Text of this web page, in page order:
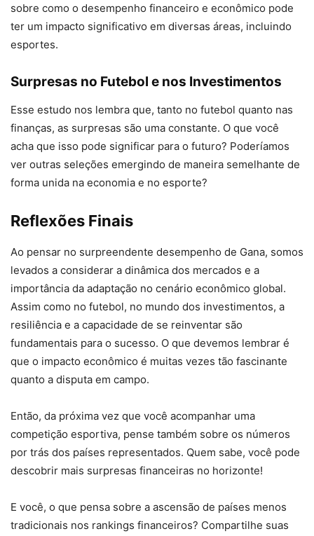
sobre como o desempenho financeiro e econômico pode
ter um impacto significativo em diversas áreas, incluindo
esportes.
Surpresas no Futebol e nos Investimentos
Esse estudo nos lembra que, tanto no futebol quanto nas
finanças, as surpresas são uma constante. O que você
acha que isso pode significar para o futuro? Poderíamos
ver outras seleções emergindo de maneira semelhante de
forma unida na economia e no esporte?
Reflexões Finais
Ao pensar no surpreendente desempenho de Gana, somos
levados a considerar a dinâmica dos mercados e a
importância da adaptação no cenário econômico global.
Assim como no futebol, no mundo dos investimentos, a
resiliência e a capacidade de se reinventar são
fundamentais para o sucesso. O que devemos lembrar é
que o impacto econômico é muitas vezes tão fascinante
quanto a disputa em campo.
Então, da próxima vez que você acompanhar uma
competição esportiva, pense também sobre os números
por trás dos países representados. Quem sabe, você pode
descobrir mais surpresas financeiras no horizonte!
E você, o que pensa sobre a ascensão de países menos
tradicionais nos rankings financeiros? Compartilhe suas